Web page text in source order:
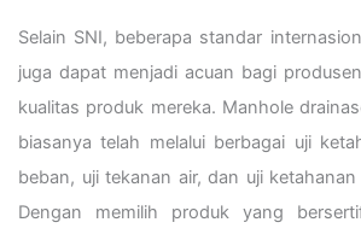
Selain SNI, beberapa standar
juga dapat menjadi acuan bagi
kualitas produk mereka. Manhole
biasanya telah melalui berbagai uji
beban, uji tekanan air, dan uji
Dengan memilih produk yang